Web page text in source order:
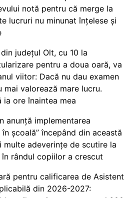
notă pentru că merge la
lucruri nu minunat înțelese și
județul Olt, cu 10 la
pentru a doua oară, va
viitor: Dacă nu dau examen
mai valorează mare lucru.
ia ore înaintea mea
anunță implementarea
școală” începând din această
adeverințe de scutire la
rândul copiilor a crescut
pentru calificarea de Asistent
din 2026-2027: